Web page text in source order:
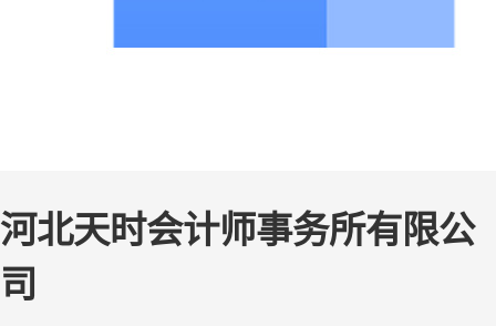
河北天时会计师事务所有限公
司